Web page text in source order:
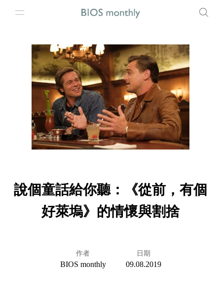
說個童話給你聽：《從前，有個
好萊塢》的情懷與割捨
作者
BIOS monthly
日期
09.08.2019